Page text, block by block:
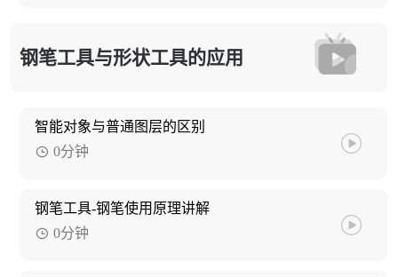
钢笔工具与形状工具的应用
智能对象与普通图层的区别
0分钟
钢笔工具-钢笔使用原理讲解
0分钟